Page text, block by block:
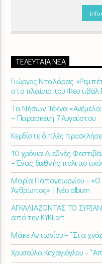
Info
ΤΕΛΕΥΤΑΊΑ ΝΈΑ
Γιώργος Νταλάρας
στο πλαίσιο του Φεστιβάλ
Τα Νήσων Τέκνα
– Παρασκευή 7 Αυγούστου
Κερδίστε διπλές
10 χρόνια Διεθνές
– Ένας διεθνής
Μαρία Παπαγεωργίου – «Ο
Άνθρωπος» | Νέο album
ΑΓΚΑΛΙΑΖΟΝΤΑΣ ΤΟ
από την KYKLart
Μάκε Αντωνίου – “Στα
Χρυσούλα Κεχαγιόγλου –